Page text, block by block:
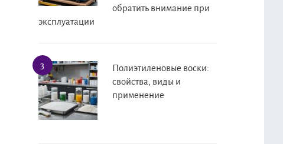
обратить внимание при
эксплуатации
Полиэтиленовые воски:
свойства, виды и
применение